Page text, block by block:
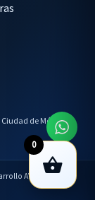
de México,
AVL
0